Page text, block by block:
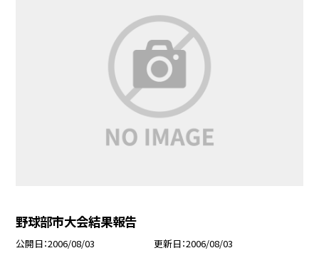
野球部市大会結果報告
公開日 2006/08/03 更新日 2006/08/03